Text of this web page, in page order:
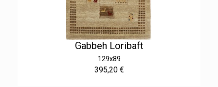
Gabbeh Loribaft
129x89
395,20 €